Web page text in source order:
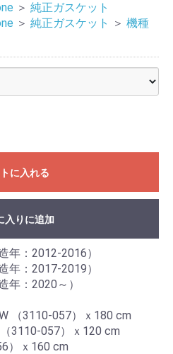
＞ 純正ガスケット
＞ 純正ガスケット ＞ 機種
に入れる
入りに追加
年：2012-2016）
年：2017-2019）
年：2020～）
（3110-057）ｘ180 cm
3110-057）ｘ120 cm
）ｘ160 cm